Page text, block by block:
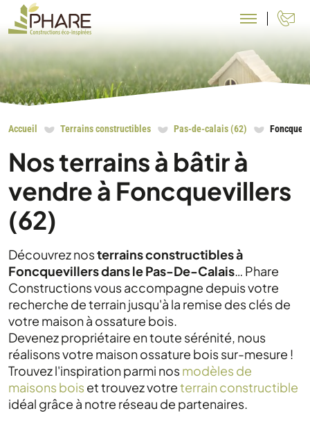
Accueil Terrains constructibles Pas-de-calais (62)
Nos terrains à bâtir à
vendre à Foncquevillers
(62)
Découvrez nosterrains constructibles à
Foncquevillers dans le Pas-De-Calais… Phare
Constructions vous accompagne depuis votre
recherche de terrain jusqu'à la remise des clés de
votre maison à ossature bois.
Devenez propriétaire en toute sérénité, nous
réalisons votre maison ossature bois sur-mesure !
Trouvez l'inspiration parmi nosmodèles de
maisons bois et trouvez votreterrain constructible
idéal grâce à notre réseau de partenaires.